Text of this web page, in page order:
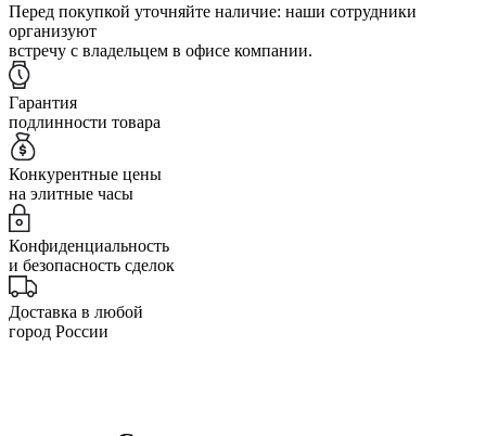
Перед покупкой уточняйте наличие: наши сотрудники
организуют
встречу с владельцем в офисе компании.
Гарантия
подлинности товара
Конкурентные цены
на элитные часы
Конфиденциальность
и безопасность сделок
Доставка в любой
город России